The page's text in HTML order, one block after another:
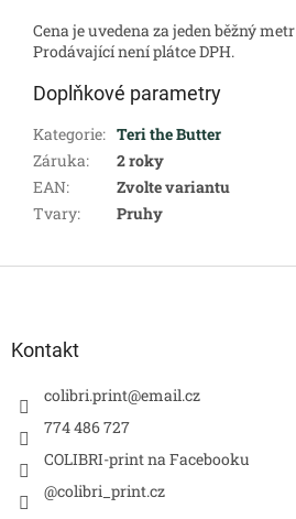
Cena je uvedena za jeden běžný
Prodávající není plátce DPH.
Doplňkové parametry
Kategorie: Teri the Butter
Záruka:
2 roky
EAN:
Zvolte variantu
Tvary: Pruhy
Kontakt
colibri.print@email.cz
774 486 727
COLIBRI-print na Facebooku
@colibri_print.cz